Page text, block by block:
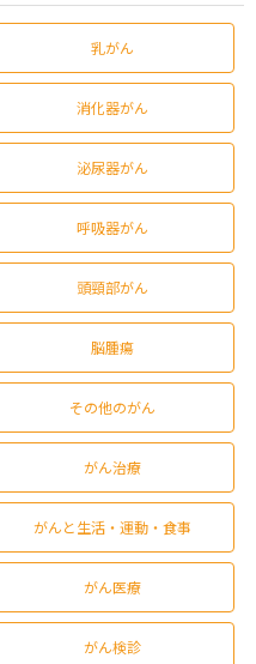
乳がん
消化器がん
泌尿器がん
呼吸器がん
頭頸部がん
脳腫瘍
その他のがん
がん治療
がんと生活・運動・食事
がん医療
がん検診